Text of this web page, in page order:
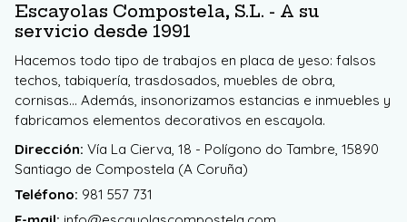
Escayolas Compostela, S.L. - A su
servicio desde 1991
Hacemos todo tipo de trabajos en placa de yeso: falsos
techos, tabiquería, trasdosados, muebles de obra,
cornisas... Además, insonorizamos estancias e inmuebles y
fabricamos elementos decorativos en escayola.
Dirección: Vía La Cierva, 18 - Polígono do Tambre, 15890
Santiago de Compostela (A Coruña)
Teléfono: 981 557 731